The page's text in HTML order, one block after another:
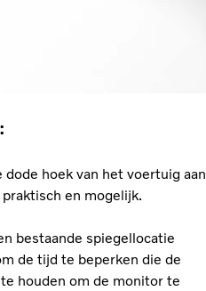
hoek van het voertuig aan
en mogelijk.
bestaande spiegellocatie
de tijd te beperken die de
houden om de monitor te